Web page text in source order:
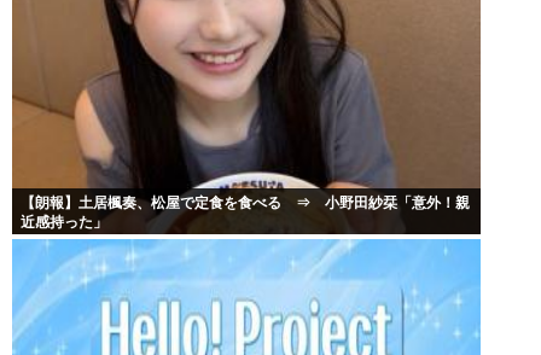
【朗報】土居楓奏、松屋で定食を食べる ⇒ 小野田紗栞「意外！親
近感持った」